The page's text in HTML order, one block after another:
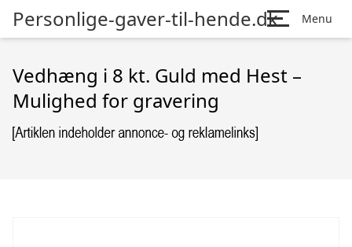
Personlige-gaver-til-hende.dk Menu
Vedhæng i 8 kt. Guld med Hest –
Mulighed for gravering